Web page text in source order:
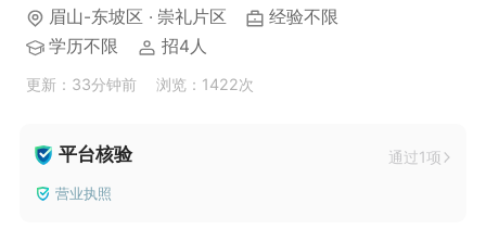
眉山-东坡区 · 崇礼片区
经验不限
学历不限
招4人
更新：33分钟前 浏览：1422次
平台核验 通过1项
营业执照